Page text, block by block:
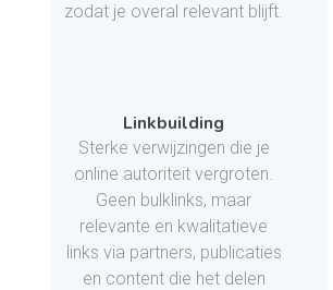
zodat je overal relevant blijft.
Linkbuilding
Sterke verwijzingen die je
online autoriteit vergroten.
Geen bulklinks, maar
relevante en kwalitatieve
links via partners, publicaties
en content die het delen